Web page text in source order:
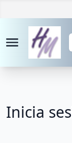
Inicia